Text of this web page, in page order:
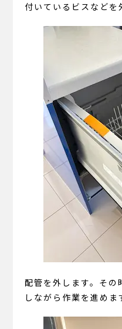
付いているビスなどを
配管を外します。その
しながら作業を進めま